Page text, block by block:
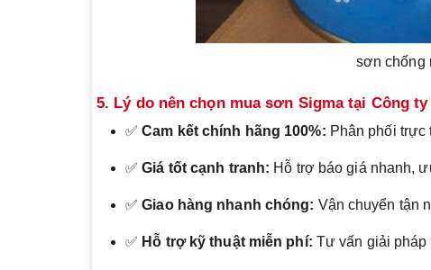
sơn chống
5. Lý do nên chọn mua sơn Sigma tại Công
✅Cam kết chính hãng 100%: Phân phối trực
✅Giá tốt cạnh tranh: Hỗ trợ báo giá nhanh,
✅Giao hàng nhanh chóng: Vận chuyển tận
✅ Hỗ trợ kỹ thuật miễn phí: Tư vấn giải